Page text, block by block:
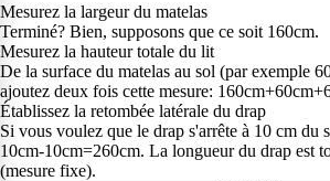
Mesurez la largeur du matelas
Terminé? Bien, supposons que ce soit 160cm.
Mesurez la hauteur totale du lit
De la surface du matelas au sol (par exemple
ajoutez deux fois cette mesure:
Établissez la retombée latérale du drap
Si vous voulez que le drap s'arrête à 10 cm du
10cm-10cm=260cm. La longueur du drap est
(mesure fixe).